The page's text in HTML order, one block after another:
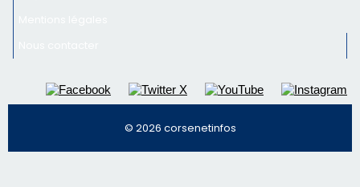
© 2026 corsenetinfos